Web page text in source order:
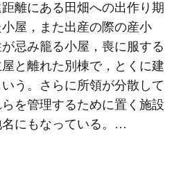
離にある田畑への出作り期
屋，また出産の際の産小
忌み籠る小屋，喪に服する
と離れた別棟で，とくに建
う。さらに所領が分散して
を管理するために置く施設
名にもなっている。…